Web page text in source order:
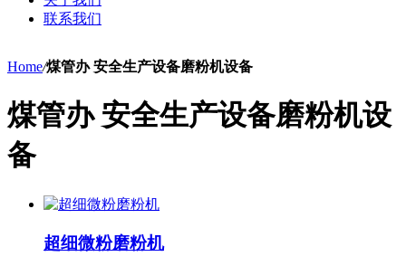
联系我们
Home/煤管办 安全生产设备磨粉机设备
煤管办 安全生产设备磨粉机设
备
超细微粉磨粉机